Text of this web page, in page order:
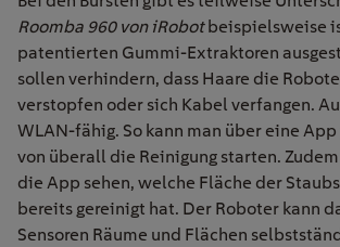
Roomba 960 von iRobotbeispielsweise
patentierten Gummi-Extraktoren
sollen verhindern, dass Haare die
verstopfen oder sich Kabel verfangen.
WLAN-fähig. So kann man über eine
von überall die Reinigung starten.
die App sehen, welche Fläche der
bereits gereinigt hat. Der Roboter kann
Sensoren Räume und Flächen